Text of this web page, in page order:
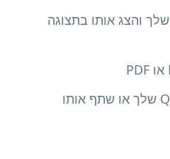
צור את קוד ה-QR שלך והצג אותו בתצוגה
הדפס את קוד ה-QR שלך או שתף אותו